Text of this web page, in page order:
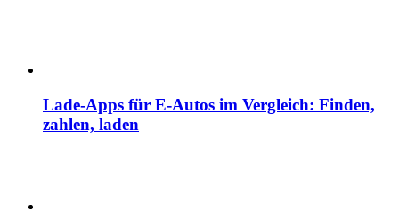
Lade-Apps für E-Autos im Vergleich: Finden,
zahlen, laden